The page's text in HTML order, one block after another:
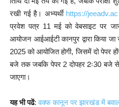
रखी गई है। अभ्यर्थी https://jeeadv.ac
प्रवेश पत्र 11 मई को वेबसाइट पर
आयोजन आईआईटी कानपुर द्वारा किया जा
2025 को आयोजित होगी, जिसमें दो पेपर
बजे तक जबकि पेपर 2 दोपहर 2ः30 बजे
जाएगा।
यह भी पढें:वक्फ कानून पर झारखंड में